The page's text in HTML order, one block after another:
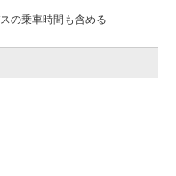
の乗車時間も含める